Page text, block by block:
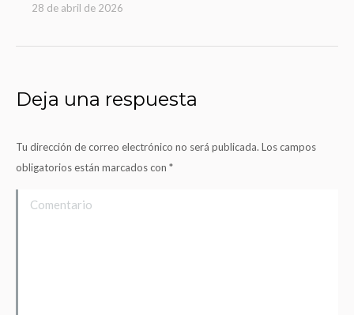
28 de abril de 2026
Deja una respuesta
Tu dirección de correo electrónico no será publicada. Los campos
obligatorios están marcados con *
Comentario